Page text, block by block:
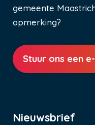
gemeente
opmerking?
Stuur ons een
Nieuwsbrief